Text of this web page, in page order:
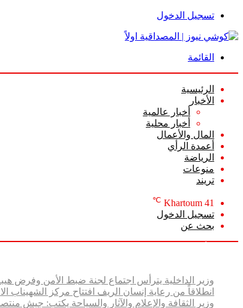
تسجيل الدخول
القائمة
الرئيسية
الأخبار
أخبار عالمية
أخبار محلية
المال والأعمال
أعمدة الرأي
الرياضة
منوعات
تريند
Khartoum 41
℃
تسجيل الدخول
بحث عن
وزير الداخلية يترأس اجتماع لجنة ضبط الأمن وفرض هيبة
انطلاقاً من رعاية إنسان الريف افتتاح مركز
وزير الثقافة والإعلام والآثار والسياحة يكتب: جيش